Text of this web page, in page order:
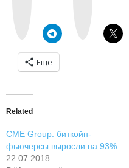
Ещё
Related
CME Group: биткойн-
фьючерсы выросли на 93%
22.07.2018